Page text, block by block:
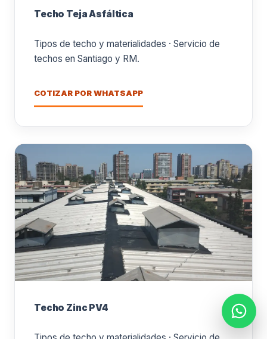
Techo Teja Asfáltica
Tipos de techo y materialidades · Servicio de
techos en Santiago y RM.
COTIZAR POR WHATSAPP
Techo Zinc PV4